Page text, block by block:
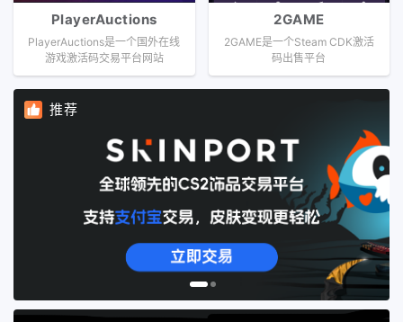
PlayerAuctions
PlayerAuctions是一个国外在线
游戏激活码交易平台网站
2GAME
2GAME是一个Steam CDK激活
码出售平台
推荐